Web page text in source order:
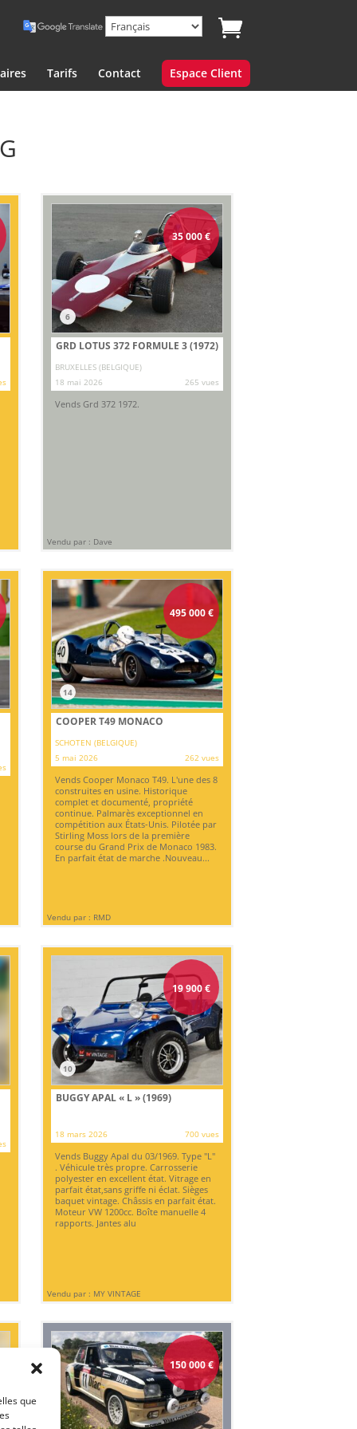
que
Tarifs Contact Espace Client
35 000€
6
GRD LOTUS 372 FORMULE 3 (1972)
BRUXELLES (BELGIQUE)
18 mai 2026
265 vues
Vends Grd 372 1972.
Vendu par : Dave
495 000€
14
COOPER T49 MONACO
SCHOTEN (BELGIQUE)
5 mai 2026
262 vues
Vends Cooper Monaco T49. L'une des 8
construites en usine. Historique
complet et documenté, propriété
continue. Palmarès exceptionnel en
compétition aux États-Unis. Pilotée par
Stirling Moss lors de la première
course du Grand Prix de Monaco 1983.
En parfait état de marche .Nouveau...
Vendu par : RMD
19 900€
10
BUGGY APAL « L » (1969)
18 mars 2026 700 vues
Vends Buggy Apal du 03/1969. Type "L"
. Véhicule très propre. Carrosserie
polyester en excellent état. Vitrage en
parfait état,sans griffe ni éclat. Sièges
baquet vintage. Châssis en parfait état.
Moteur VW 1200cc. Boîte manuelle 4
rapports. Jantes alu
Vendu par : MY VINTAGE
150 000€